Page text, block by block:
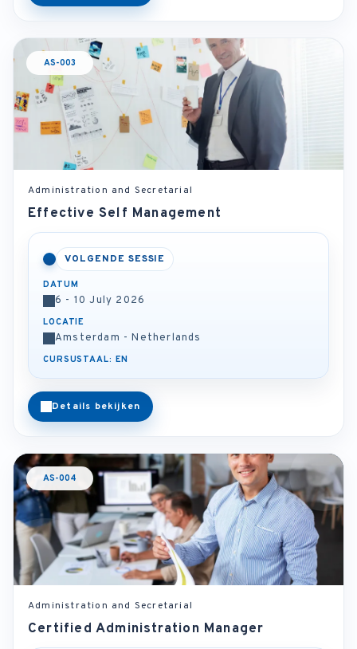
AS-003
Administration and Secretarial
Effective Self Management
VOLGENDE SESSIE
DATUM
6 - 10 July 2026
LOCATIE
Amsterdam - Netherlands
CURSUSTAAL: EN
Details bekijken
AS-004
Administration and Secretarial
Certified Administration Manager